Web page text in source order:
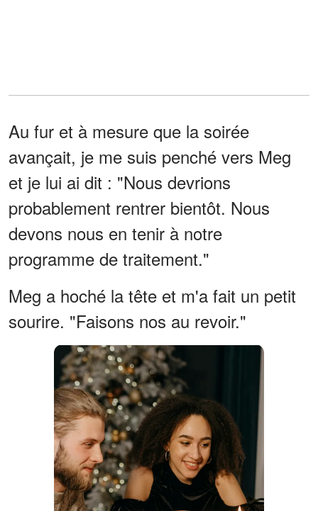
Au fur et à mesure que la soirée
avançait, je me suis penché vers Meg
et je lui ai dit : "Nous devrions
probablement rentrer bientôt. Nous
devons nous en tenir à notre
programme de traitement."
Meg a hoché la tête et m'a fait un petit
sourire. "Faisons nos au revoir."